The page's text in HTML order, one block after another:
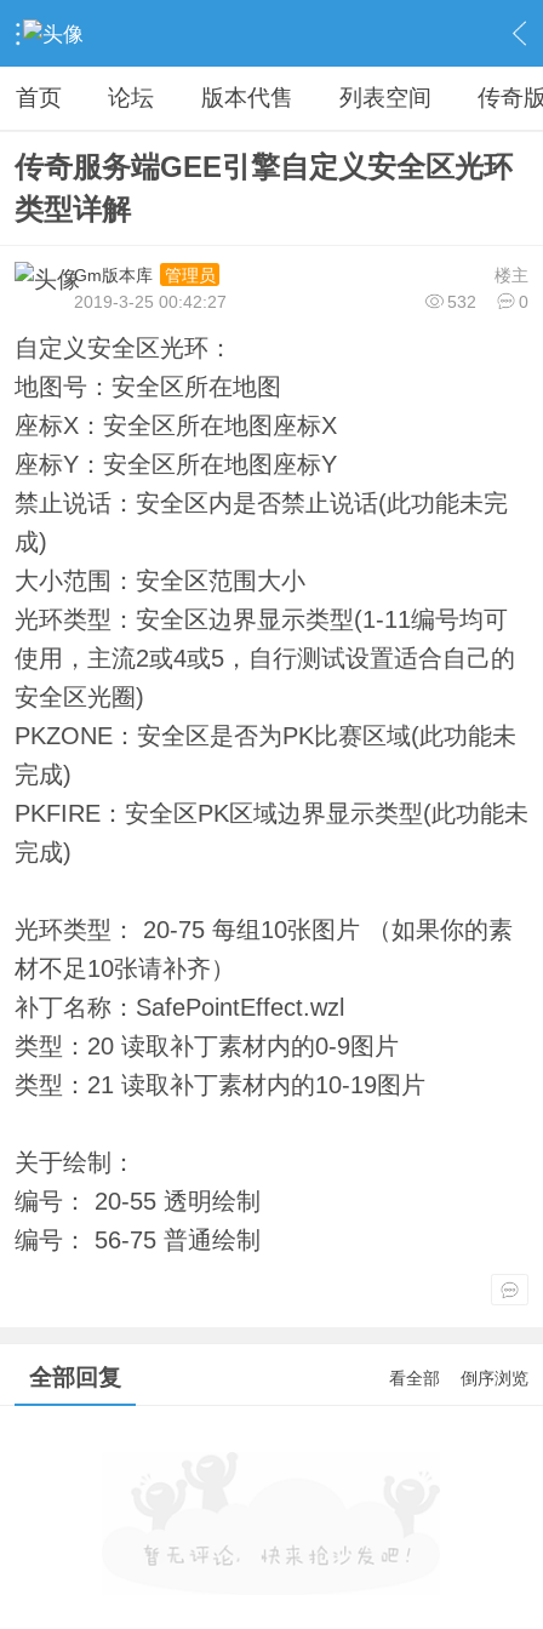
› 教程广告专区 › 视屏教程学习 › 内容
首页 论坛 版本代售 列表空间 传奇
传奇服务端GEE引擎自定义安全区光环
类型详解
楼主
Gm版本库
管理员
532
0
2019-3-25 00:42:27
自定义安全区光环：
地图号：安全区所在地图
座标X：安全区所在地图座标X
座标Y：安全区所在地图座标Y
禁止说话：安全区内是否禁止说话(此功能未完
成)
大小范围：安全区范围大小
光环类型：安全区边界显示类型(1-11编号均可
使用，主流2或4或5，自行测试设置适合自己的
安全区光圈)
PKZONE：安全区是否为PK比赛区域(此功能未
完成)
PKFIRE：安全区PK区域边界显示类型(此功能未
完成)
光环类型： 20-75 每组10张图片 （如果你的素
材不足10张请补齐）
补丁名称：SafePointEffect.wzl
类型：20 读取补丁素材内的0-9图片
类型：21 读取补丁素材内的10-19图片
关于绘制：
编号： 20-55 透明绘制
编号： 56-75 普通绘制
全部回复 看全部 倒序浏览